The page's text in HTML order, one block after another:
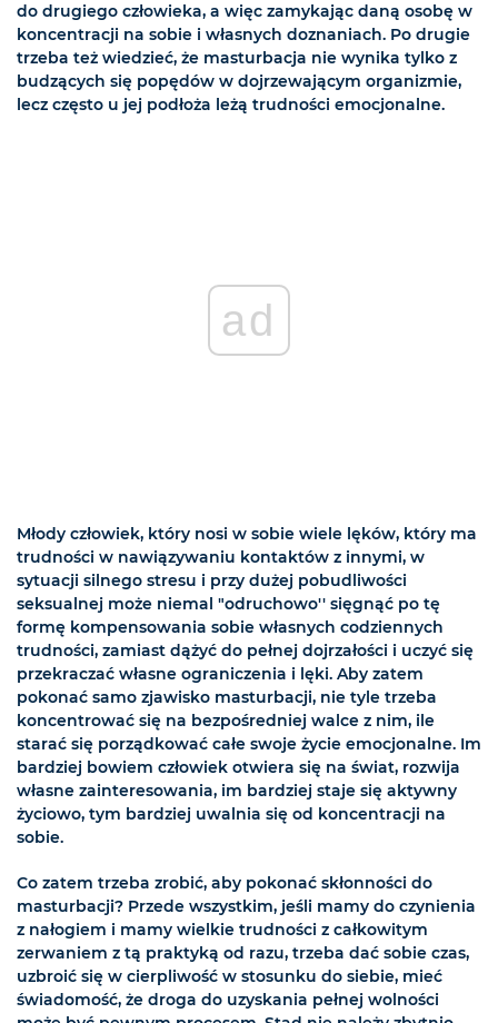
do drugiego człowieka, a więc zamykając daną osobę w
koncentracji na sobie i własnych doznaniach. Po drugie
trzeba też wiedzieć, że masturbacja nie wynika tylko z
budzących się popędów w dojrzewającym organizmie,
lecz często u jej podłoża leżą trudności emocjonalne.
ad
Młody człowiek, który nosi w sobie wiele lęków, który ma
trudności w nawiązywaniu kontaktów z innymi, w
sytuacji silnego stresu i przy dużej pobudliwości
seksualnej może niemal "odruchowo'' sięgnąć po tę
formę kompensowania sobie własnych codziennych
trudności, zamiast dążyć do pełnej dojrzałości i uczyć się
przekraczać własne ograniczenia i lęki. Aby zatem
pokonać samo zjawisko masturbacji, nie tyle trzeba
koncentrować się na bezpośredniej walce z nim, ile
starać się porządkować całe swoje życie emocjonalne. Im
bardziej bowiem człowiek otwiera się na świat, rozwija
własne zainteresowania, im bardziej staje się aktywny
życiowo, tym bardziej uwalnia się od koncentracji na
sobie.
Co zatem trzeba zrobić, aby pokonać skłonności do
masturbacji? Przede wszystkim, jeśli mamy do czynienia
z nałogiem i mamy wielkie trudności z całkowitym
zerwaniem z tą praktyką od razu, trzeba dać sobie czas,
uzbroić się w cierpliwość w stosunku do siebie, mieć
świadomość, że droga do uzyskania pełnej wolności